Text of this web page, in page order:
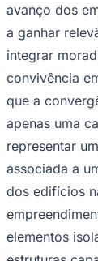
avanço dos
a ganhar
integrar
convivência
que a
apenas uma
representar
associada a
dos edifícios
elementos